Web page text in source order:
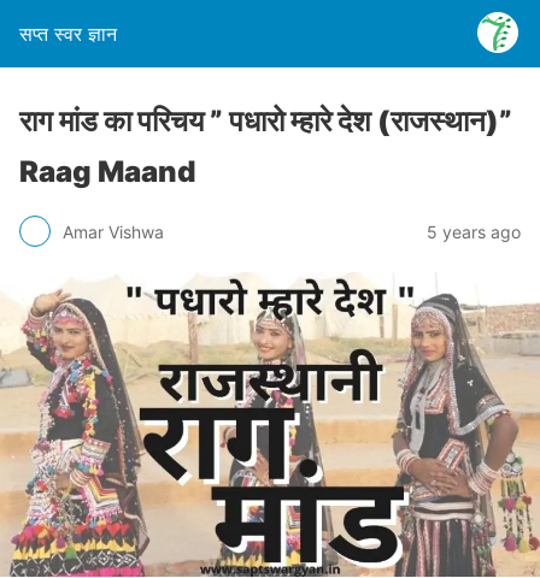
सप्त स्वर ज्ञान
राग मांड का परिचय ” पधारो म्हारे देश (राजस्थान)”
Raag Maand
Amar Vishwa 5 years ago